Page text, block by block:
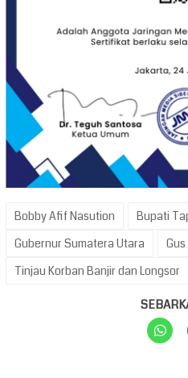
Bobby Afif Nasution
Bupati
Gubernur Sumatera Utara
Tinjau Korban Banjir dan Longsor